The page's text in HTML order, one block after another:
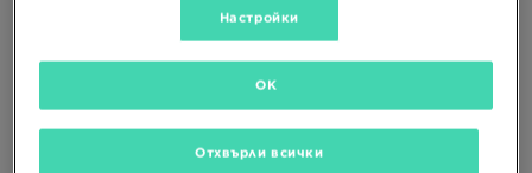
Настройки
Отхвърли всички
OK